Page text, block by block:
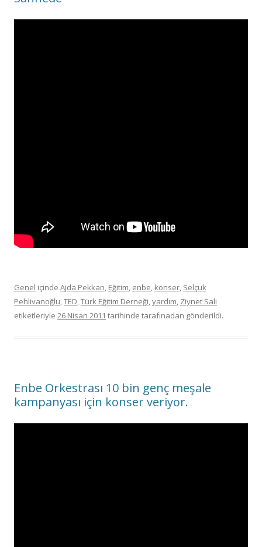
Genel içinde Ajda Pekkan, Eğitim, enbe, konser, Selçuk
Pehlivanoğlu,TED,Türk Eğitim Derneği,yardım, Ziynet Sali
etiketleriyle 26 Nisan 2011 tarihinde tarafınadan gönderildi.
Enbe Orkestrası 10 bin genç meşale
kampanyası için konser veriyor.